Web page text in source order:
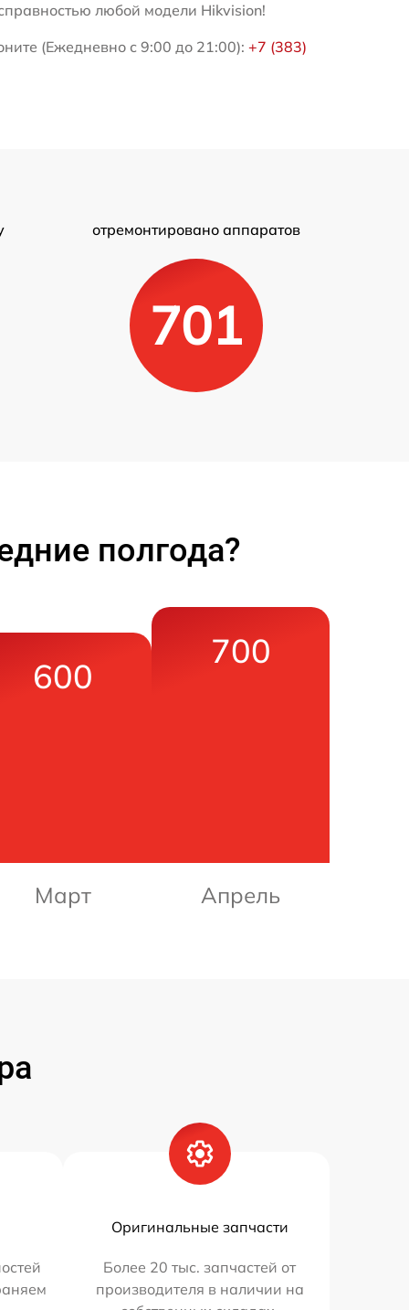
любой модели Hikvision!
(Ежедневно с 9:00 до 21:00): +7 (383)
отремонтировано аппаратов
701
полгода?
600
Март
700
Апрель
Оригинальные запчасти
Более 20 тыс. запчастей от
производителя в наличии на